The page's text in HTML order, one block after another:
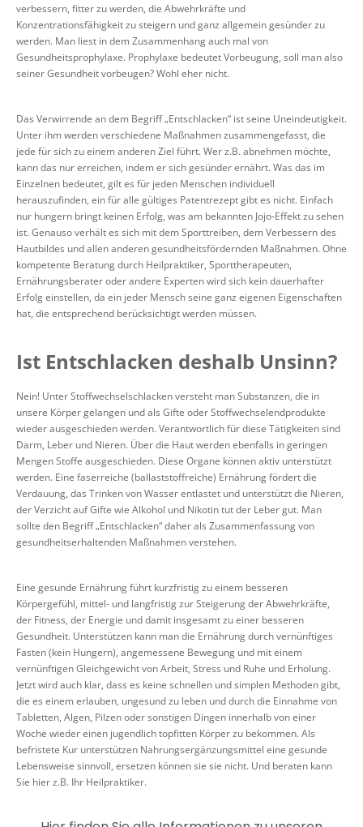
verbessern, fitter zu werden, die Abwehrkräfte und
Konzentrationsfähigkeit zu steigern und ganz allgemein gesünder zu
werden. Man liest in dem Zusammenhang auch mal von
Gesundheitsprophylaxe. Prophylaxe bedeutet Vorbeugung, soll man also
seiner Gesundheit vorbeugen? Wohl eher nicht.
Das Verwirrende an dem Begriff „Entschlacken“ ist seine Uneindeutigkeit.
Unter ihm werden verschiedene Maßnahmen zusammengefasst, die
jede für sich zu einem anderen Ziel führt. Wer z.B. abnehmen möchte,
kann das nur erreichen, indem er sich gesünder ernährt. Was das im
Einzelnen bedeutet, gilt es für jeden Menschen individuell
herauszufinden, ein für alle gültiges Patentrezept gibt es nicht. Einfach
nur hungern bringt keinen Erfolg, was am bekannten Jojo-Effekt zu sehen
ist. Genauso verhält es sich mit dem Sporttreiben, dem Verbessern des
Hautbildes und allen anderen gesundheitsfördernden Maßnahmen. Ohne
kompetente Beratung durch Heilpraktiker, Sporttherapeuten,
Ernährungsberater oder andere Experten wird sich kein dauerhafter
Erfolg einstellen, da ein jeder Mensch seine ganz eigenen Eigenschaften
hat, die entsprechend berücksichtigt werden müssen.
Ist Entschlacken deshalb Unsinn?
Nein! Unter Stoffwechselschlacken versteht man Substanzen, die in
unsere Körper gelangen und als Gifte oder Stoffwechselendprodukte
wieder ausgeschieden werden. Verantwortlich für diese Tätigkeiten sind
Darm, Leber und Nieren. Über die Haut werden ebenfalls in geringen
Mengen Stoffe ausgeschieden. Diese Organe können aktiv unterstützt
werden. Eine faserreiche (ballaststoffreiche) Ernährung fördert die
Verdauung, das Trinken von Wasser entlastet und unterstützt die Nieren,
der Verzicht auf Gifte wie Alkohol und Nikotin tut der Leber gut. Man
sollte den Begriff „Entschlacken“ daher als Zusammenfassung von
gesundheitserhaltenden Maßnahmen verstehen.
Eine gesunde Ernährung führt kurzfristig zu einem besseren
Körpergefühl, mittel- und langfristig zur Steigerung der Abwehrkräfte,
der Fitness, der Energie und damit insgesamt zu einer besseren
Gesundheit. Unterstützen kann man die Ernährung durch vernünftiges
Fasten (kein Hungern), angemessene Bewegung und mit einem
vernünftigen Gleichgewicht von Arbeit, Stress und Ruhe und Erholung.
Jetzt wird auch klar, dass es keine schnellen und simplen Methoden gibt,
die es einem erlauben, ungesund zu leben und durch die Einnahme von
Tabletten, Algen, Pilzen oder sonstigen Dingen innerhalb von einer
Woche wieder einen jugendlich topfitten Körper zu bekommen. Als
befristete Kur unterstützen Nahrungsergänzungsmittel eine gesunde
Lebensweise sinnvoll, ersetzen können sie sie nicht. Und beraten kann
Sie hier z.B. Ihr Heilpraktiker.